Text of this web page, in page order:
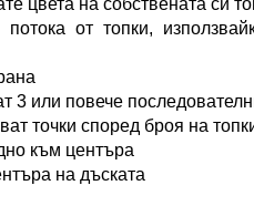
цвета на собствената си
от топки,
3 или повече
точки според броя на
към центъра
на дъската